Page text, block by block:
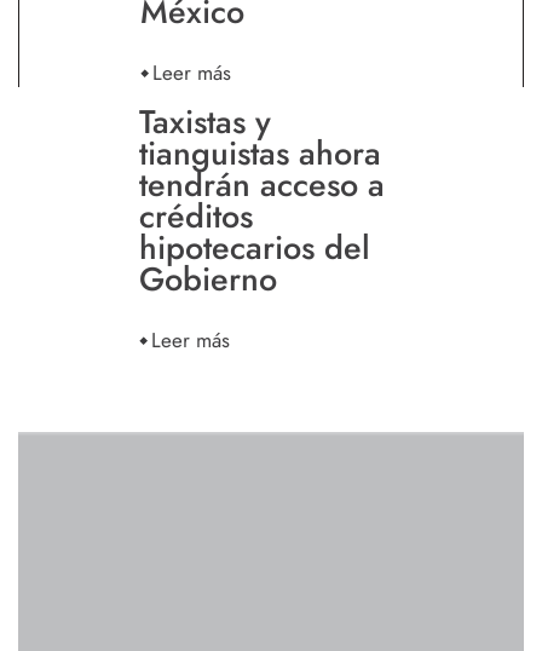
México
Leer más
Taxistas y
tianguistas ahora
tendrán acceso a
créditos
hipotecarios del
Gobierno
Leer más